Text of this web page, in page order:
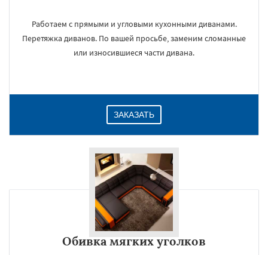
Работаем с прямыми и угловыми кухонными диванами.
Перетяжка диванов. По вашей просьбе, заменим сломанные
или износившиеся части дивана.
ЗАКАЗАТЬ
Обивка мягких уголков